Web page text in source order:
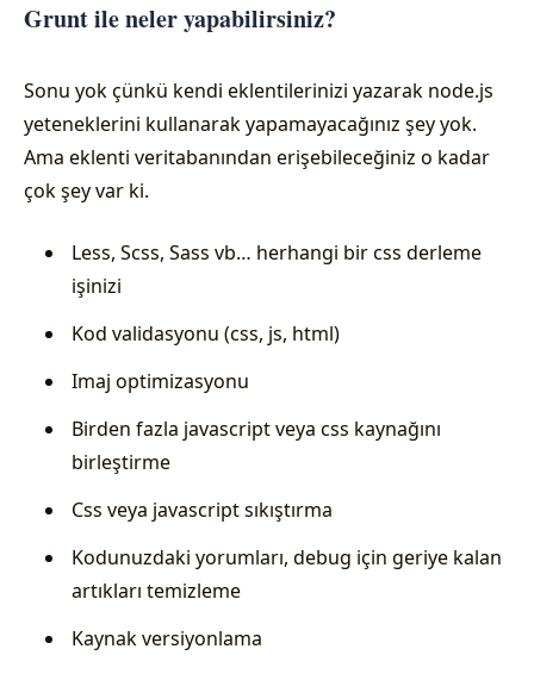
Grunt ile neler yapabilirsiniz?
Sonu yok çünkü kendi eklentilerinizi yazarak node.js
yeteneklerini kullanarak yapamayacağınız şey yok.
Ama eklenti veritabanından erişebileceğiniz o kadar
çok şey var ki.
Less, Scss, Sass vb… herhangi bir css derleme
işinizi
Kod validasyonu (css, js, html)
Imaj optimizasyonu
Birden fazla javascript veya css kaynağını
birleştirme
Css veya javascript sıkıştırma
Kodunuzdaki yorumları, debug için geriye kalan
artıkları temizleme
Kaynak versiyonlama